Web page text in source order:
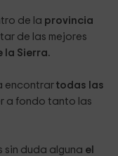
lo puedes hacer
ruinas romanas de
de la provincia
de las mejores
la Sierra.
encontrar todas las
a fondo tanto las
sin duda alguna el